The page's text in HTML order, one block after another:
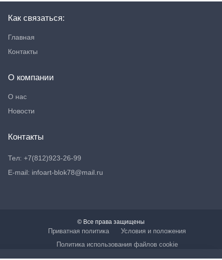
Как связаться:
Главная
Контакты
О компании
О нас
Новости
Контакты
Тел: +7(812)923-26-99
E-mail: infoart-blok78@mail.ru
© Все права защищены
Приватная политика
Условия и положения
Политика использования файлов cookie